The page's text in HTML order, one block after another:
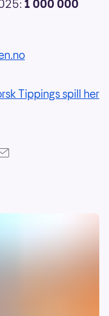
1 000 000
Tippings spill her